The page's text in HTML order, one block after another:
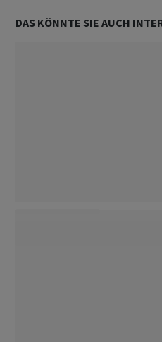
DAS KÖNNTE SIE AUCH